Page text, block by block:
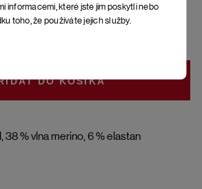
informacemi, které jste jim poskytli nebo
toho, že používáte jejich služby.
38 % vlna merino, 6 % elastan
DO KOŠÍKA